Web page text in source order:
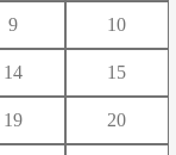
れ ろ
9 10
14 15
19 20